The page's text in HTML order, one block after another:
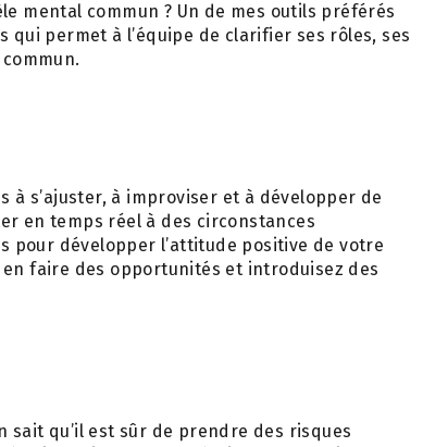
mental commun ? Un de mes outils préférés
qui permet à l’équipe de clarifier ses rôles, ses
à s’ajuster, à improviser et à développer de
en temps réel à des circonstances
pour développer l’attitude positive de votre
faire des opportunités et introduisez des
sait qu’il est sûr de prendre des risques